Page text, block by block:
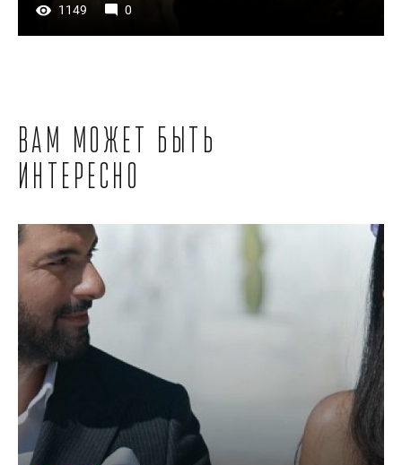
1149 0
Вам может быть
интересно